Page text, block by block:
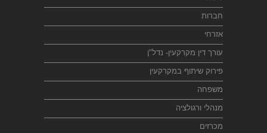
חברות
אזרחי
עורך דין מקרקעין- נדל"ן
פירוק שיתוף במקרקעין
משפחה
מנהלי ורגולציה
מכרזים